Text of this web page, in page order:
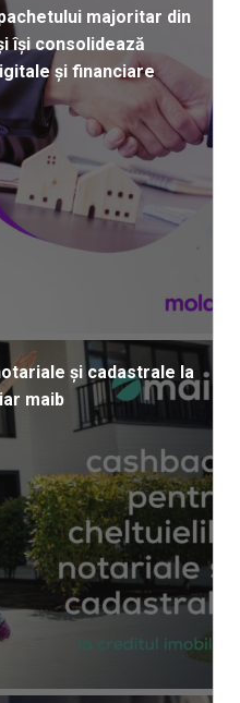
majoritar din
își consolidează
și financiare
și cadastrale la
maib